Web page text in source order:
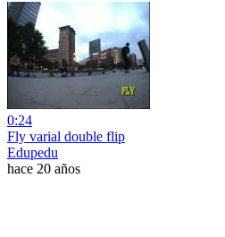
0:24
Fly varial double flip
Edupedu
hace 20 años